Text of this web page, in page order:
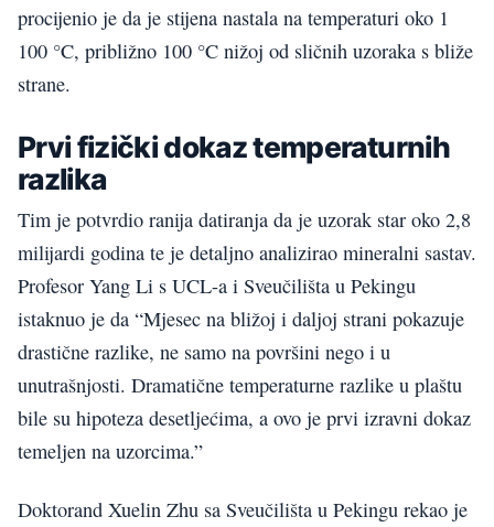
procijenio je da je stijena nastala na temperaturi oko 1
100 °C, približno 100 °C nižoj od sličnih uzoraka s bliže
strane.
Prvi fizički dokaz temperaturnih
razlika
Tim je potvrdio ranija datiranja da je uzorak star oko 2,8
milijardi godina te je detaljno analizirao mineralni sastav.
Profesor Yang Li s UCL-a i Sveučilišta u Pekingu
istaknuo je da “Mjesec na bližoj i daljoj strani pokazuje
drastične razlike, ne samo na površini nego i u
unutrašnjosti. Dramatične temperaturne razlike u plaštu
bile su hipoteza desetljećima, a ovo je prvi izravni dokaz
temeljen na uzorcima.”
Doktorand Xuelin Zhu sa Sveučilišta u Pekingu rekao je